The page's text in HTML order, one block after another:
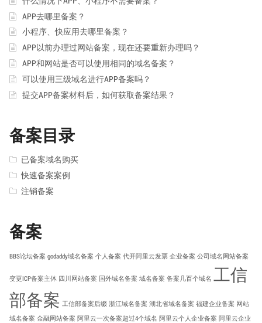
APP去哪里备案？
小程序、快应用去哪里备案？
APP以前办理过网站备案，现在还要重新办理吗？
APP和网站是否可以使用相同的域名备案？
可以使用三级域名进行APP备案吗？
提交APP备案材料后，如何获取备案结果？
备案目录
已备案域名购买
快速备案案例
注销备案
备案
BBS论坛备案 godaddy域名备案 个人备案 代开阿里云发票 企业备案 公司域名网站备案
变更ICP备案主体 四川网站备案 国外域名备案 域名备案 备案几百个域名 工信
部备案 工信部备案后缀 浙江域名备案 湖北省域名备案 福建企业备案 网站
域名备案 金融网站备案 阿里云一次备案超过4个域名 阿里云个人企业备案 阿里云企业